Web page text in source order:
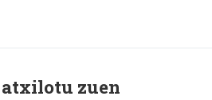
zuen